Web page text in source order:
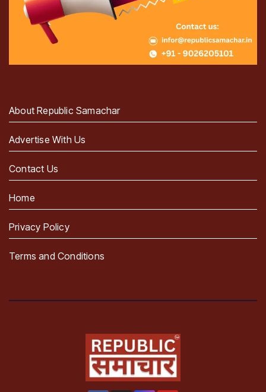
About Republic Samachar
Advertise With Us
Contact Us
Home
Privacy Policy
Terms and Conditions